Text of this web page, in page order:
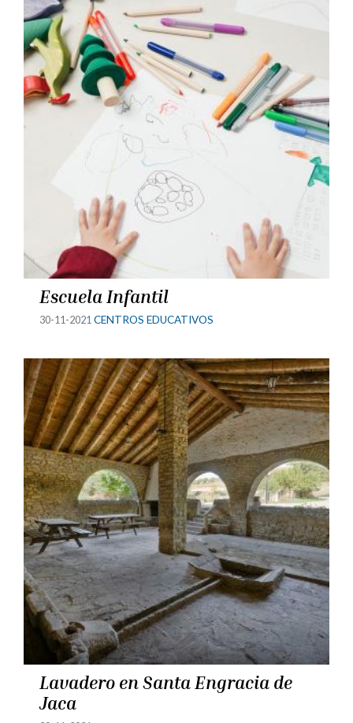
Escuela Infantil
30-11-2021 CENTROS EDUCATIVOS
Lavadero en Santa Engracia de
Jaca